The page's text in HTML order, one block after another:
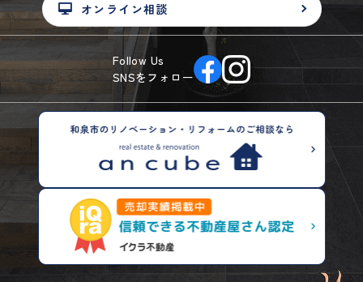
オンライン相談
Follow Us
SNSをフォロー